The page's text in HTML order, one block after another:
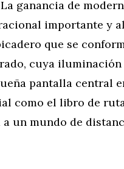
ganancia de
importante y
que se
cuya iluminación
pantalla central
como el libro de
un mundo de